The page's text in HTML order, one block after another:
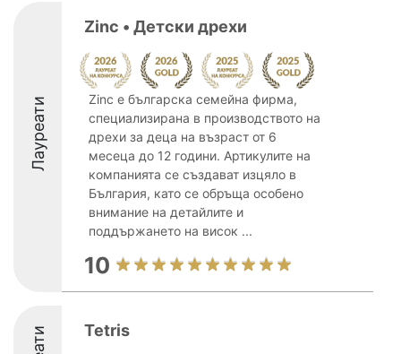
Лауреати
Zinc • Детски дрехи
Zinc е българска семейна фирма,
специализирана в производството на
дрехи за деца на възраст от 6
месеца до 12 години. Артикулите на
компанията се създават изцяло в
България, като се обръща особено
внимание на детайлите и
поддържането на висок ...
10
Tetris